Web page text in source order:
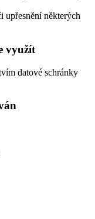
upřesnění některých
využít
datové schránky